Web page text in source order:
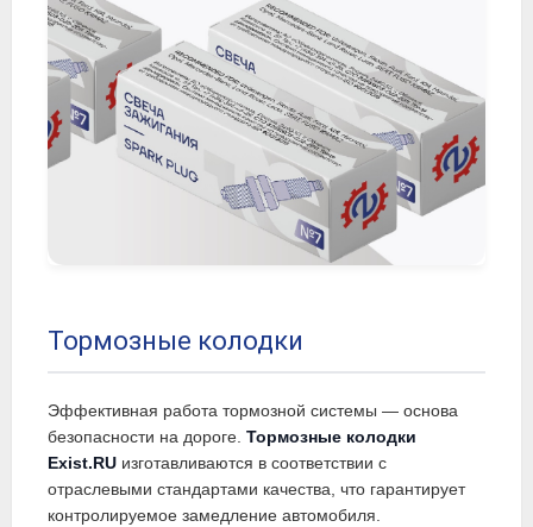
Тормозные колодки
Эффективная работа тормозной системы — основа
безопасности на дороге. Тормозные колодки
Exist.RU изготавливаются в соответствии с
отраслевыми стандартами качества, что гарантирует
контролируемое замедление автомобиля.